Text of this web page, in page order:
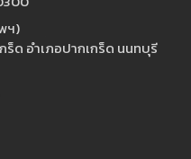
ฯ)
ด อำเภอปากเกร็ด นนทบุรี